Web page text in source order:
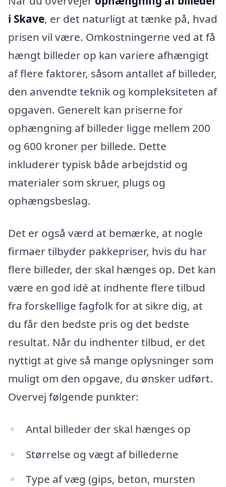
i Skave, er det naturligt at tænke på, hvad
prisen vil være. Omkostningerne ved at få
hængt billeder op kan variere afhængigt
af flere faktorer, såsom antallet af billeder,
den anvendte teknik og kompleksiteten af
opgaven. Generelt kan priserne for
ophængning af billeder ligge mellem 200
og 600 kroner per billede. Dette
inkluderer typisk både arbejdstid og
materialer som skruer, plugs og
ophængsbeslag.
Det er også værd at bemærke, at nogle
firmaer tilbyder pakkepriser, hvis du har
flere billeder, der skal hænges op. Det kan
være en god idé at indhente flere tilbud
fra forskellige fagfolk for at sikre dig, at
du får den bedste pris og det bedste
resultat. Når du indhenter tilbud, er det
nyttigt at give så mange oplysninger som
muligt om den opgave, du ønsker udført.
Overvej følgende punkter:
Antal billeder der skal hænges op
Størrelse og vægt af billederne
Type af væg (gips, beton, mursten